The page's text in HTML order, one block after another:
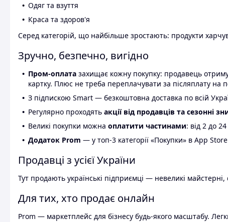
Одяг та взуття
Краса та здоров'я
Серед категорій, що найбільше зростають: продукти
Зручно, безпечно, вигідно
Пром-оплата захищає кожну покупку: продавець
картку. Плюс не треба переплачувати за післяплату на
З підпискою Smart — безкоштовна доставка по всій
Регулярно проходять акції від продавців та сезонні
Великі покупки можна оплатити частинами: від 2 до
Додаток Prom — у топ-3 категорії «Покупки» в App
Продавці з усієї України
Тут продають українські підприємці — невеликі
Для тих, хто продає онлайн
Prom — маркетплейс для бізнесу будь-якого масштабу.